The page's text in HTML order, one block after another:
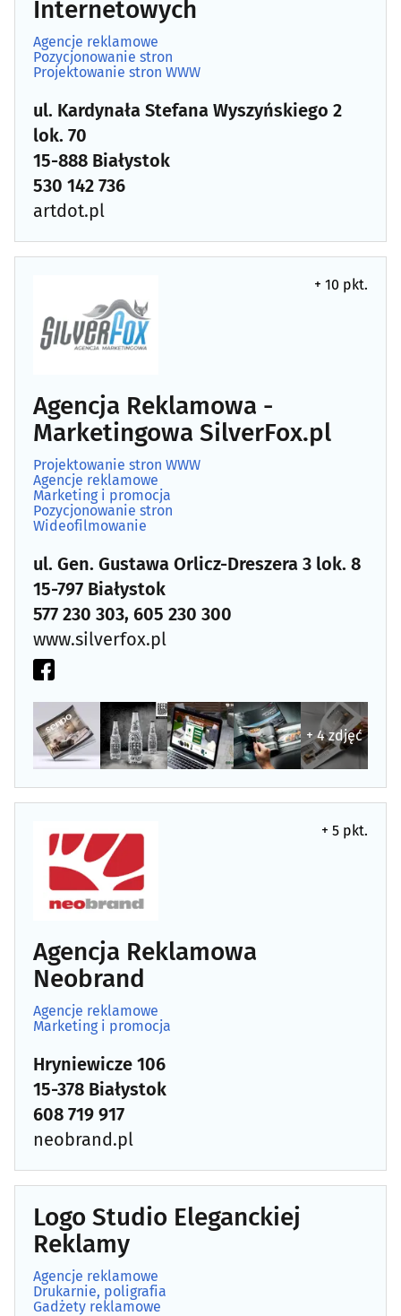
Internetowych
Agencje reklamowe
Pozycjonowanie stron
Projektowanie stron WWW
ul. Kardynała Stefana Wyszyńskiego 2
lok. 70
15-888 Białystok
530 142 736
artdot.pl
+ 10 pkt.
Agencja Reklamowa -
Marketingowa SilverFox.pl
Projektowanie stron WWW
Agencje reklamowe
Marketing i promocja
Pozycjonowanie stron
Wideofilmowanie
ul. Gen. Gustawa Orlicz-Dreszera 3 lok. 8
15-797 Białystok
577 230 303, 605 230 300
www.silverfox.pl
+ 4 zdjęć
+ 5 pkt.
Agencja Reklamowa
Neobrand
Agencje reklamowe
Marketing i promocja
Hryniewicze 106
15-378 Białystok
608 719 917
neobrand.pl
Logo Studio Eleganckiej
Reklamy
Agencje reklamowe
Drukarnie, poligrafia
Gadżety reklamowe